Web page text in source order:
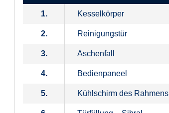
1. Kesselkörper
2. Reinigungstür
3. Aschenfall
4. Bedienpaneel
5. Kühlschirm des Rahmens